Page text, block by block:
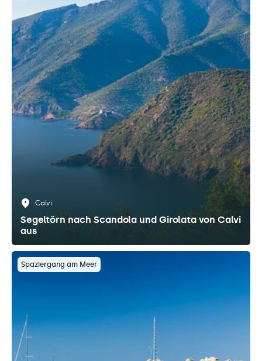
Calvi
Segeltörn nach Scandola und Girolata von Calvi
aus
Spaziergang am Meer